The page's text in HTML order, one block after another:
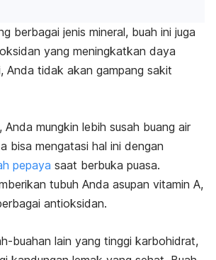
berbagai jenis mineral, buah ini juga
yang meningkatkan daya
Anda tidak akan gampang sakit
Anda mungkin lebih susah buang air
bisa mengatasi hal ini dengan
pepaya saat berbuka puasa.
tubuh Anda asupan vitamin A,
antioksidan.
buahan lain yang tinggi karbohidrat,